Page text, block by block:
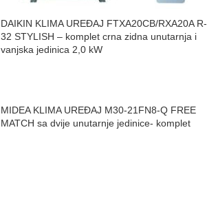
DAIKIN KLIMA UREĐAJ FTXA20CB/RXA20A R-
32 STYLISH – komplet crna zidna unutarnja i
vanjska jedinica 2,0 kW
MIDEA KLIMA UREĐAJ M30-21FN8-Q FREE
MATCH sa dvije unutarnje jedinice- komplet